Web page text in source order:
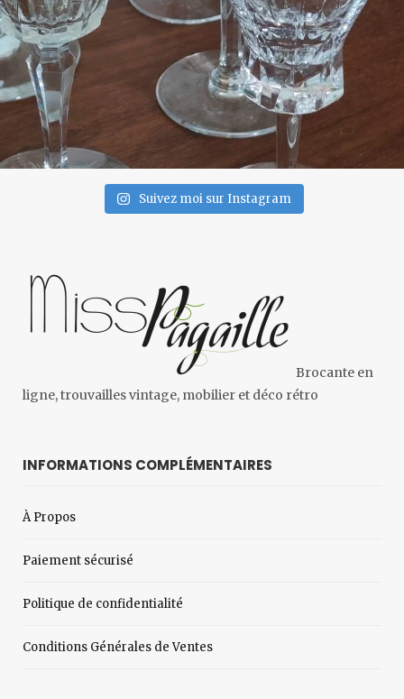
Suivez moi sur Instagram
Brocante en
ligne, trouvailles vintage, mobilier et déco rétro
INFORMATIONS COMPLÉMENTAIRES
À Propos
Paiement sécurisé
Politique de confidentialité
Conditions Générales de Ventes